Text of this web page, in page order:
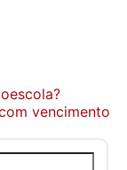
vencimento